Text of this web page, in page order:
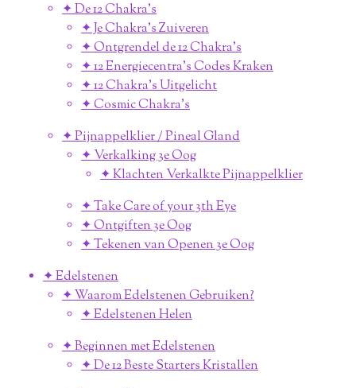
✦ De 12 Chakra's
✦ Je Chakra's Zuiveren
✦ Ontgrendel de 12 Chakra's
✦ 12 Energiecentra's Codes Kraken
✦ 12 Chakra's Uitgelicht
✦ Cosmic Chakra's
✦ Pijnappelklier / Pineal Gland
✦ Verkalking 3e Oog
✦ Klachten Verkalkte Pijnappelklier
✦ Take Care of your 3th Eye
✦ Ontgiften 3e Oog
✦ Tekenen van Openen 3e Oog
✦ Edelstenen
✦ Waarom Edelstenen Gebruiken?
✦ Edelstenen Helen
✦ Beginnen met Edelstenen
✦ De 12 Beste Starters Kristallen